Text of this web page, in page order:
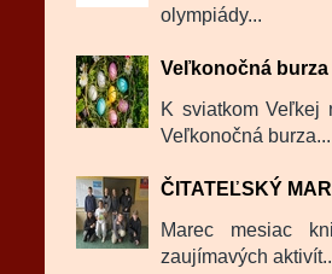
olympiády...
Veľkonočná burza
K sviatkom Veľkej
Veľkonočná burza...
ČITATEĽSKÝ
Marec mesiac
zaujímavých